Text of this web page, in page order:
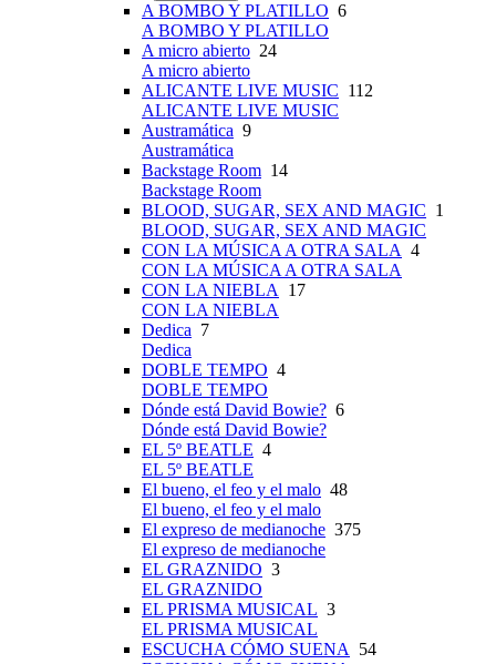
A BOMBO Y PLATILLO 6
A BOMBO Y PLATILLO
A micro abierto 24
A micro abierto
ALICANTE LIVE MUSIC 112
ALICANTE LIVE MUSIC
Austramática 9
Austramática
Backstage Room 14
Backstage Room
BLOOD, SUGAR, SEX AND MAGIC 1
BLOOD, SUGAR, SEX AND MAGIC
CON LA MÚSICA A OTRA SALA 4
CON LA MÚSICA A OTRA SALA
CON LA NIEBLA
17
CON LA NIEBLA
Dedica 7
Dedica
DOBLE TEMPO 4
DOBLE TEMPO
Dónde está David Bowie? 6
Dónde está David Bowie?
EL 5º BEATLE 4
EL 5º BEATLE
El bueno, el feo y el malo 48
El bueno, el feo y el malo
El expreso de medianoche 375
El expreso de medianoche
EL GRAZNIDO 3
EL GRAZNIDO
EL PRISMA MUSICAL 3
EL PRISMA MUSICAL
ESCUCHA CÓMO SUENA
54